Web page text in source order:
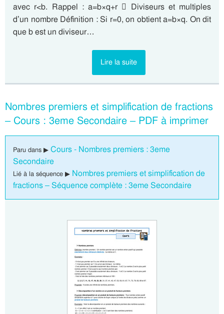
avec r<b. Rappel : a=b×q+r  Diviseurs et multiples
d’un nombre Définition : Si r=0, on obtient a=b×q. On dit
que b est un diviseur…
Lire la suite
Nombres premiers et simplification de fractions
– Cours : 3eme Secondaire – PDF à imprimer
Paru dans ▶ Cours - Nombres premiers : 3eme
Secondaire
Lié à la séquence ▶ Nombres premiers et simplification de
fractions – Séquence complète : 3eme Secondaire